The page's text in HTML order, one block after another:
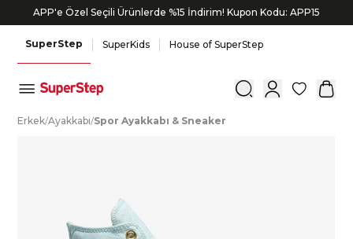
APP'e Özel Seçili Ürünlerde %15 İndirim! Kupon Kodu: APP15
SuperStep SuperKids House of SuperStep
0
Erkek/Ayakkabı/Spor Ayakkabı & Sneaker